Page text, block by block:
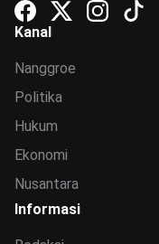
Kanal
Nanggroe
Politika
Hukum
Ekonomi
Nusantara
Informasi